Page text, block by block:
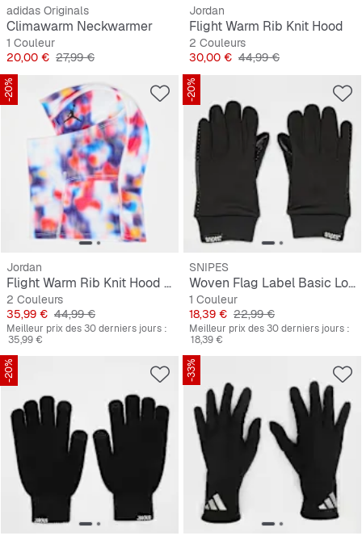
adidas Originals
Climawarm Neckwarmer
1 Couleur
Prix
20,00 € Prix original
27,99 €
Jordan
Flight Warm Rib Knit Hood
2 Couleurs
Prix
30,00 € Prix original
44,99 €
-20%
Jordan
Flight Warm Rib Knit Hood All Over Print
2 Couleurs
Prix
35,99 € Prix original
44,99 €
Meilleur prix des 30 derniers jours :
35,99 €
-20%
SNIPES
Woven Flag Label Basic Logo Tech Fleece Gloves
1 Couleur
Prix
18,39 € Prix original
22,99 €
Meilleur prix des 30 derniers jours :
18,39 €
-20% -33%